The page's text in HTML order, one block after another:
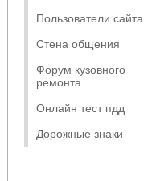
Пользователи сайта
Стена общения
Форум кузовного
ремонта
Онлайн тест пдд
Дорожные знаки